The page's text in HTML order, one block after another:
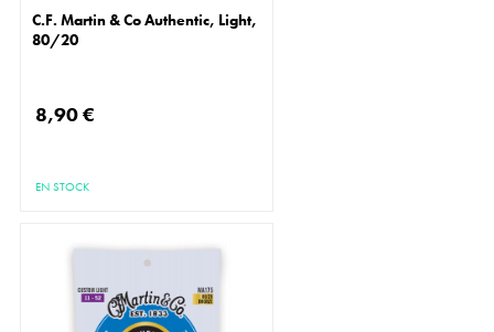
C.F. Martin & Co Authentic, Light,
80/20
8,90 €
EN STOCK